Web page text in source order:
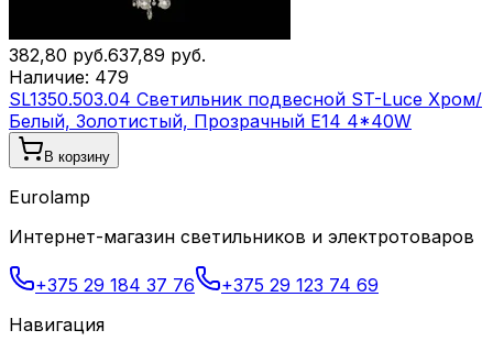
382,80 руб.637,89 руб.
Наличие: 479
SL1350.503.04 Светильник подвесной ST-Luce Хром/
Белый, Золотистый, Прозрачный E14 4*40W
В корзину
Eurolamp
Интернет-магазин светильников и электротоваров
+375 29 184 37 76
+375 29 123 74 69
Навигация